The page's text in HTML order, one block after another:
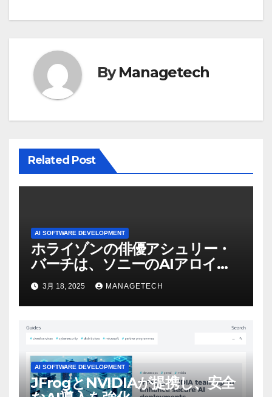
ビ
ゲ
ー
シ
ョ
ン
ByManagetech
Related Post
AI SOFTWARE DEVELOPMENT
ホライゾンの俳優アシュリー・
バーチは、ソニーのAIアロイの
ビデオを見て「ゲームパフォー
マンスという芸術形式に不安を
感じた」と語る – IGN
3月 18, 2025 MANAGETECH
AI SOFTWARE DEVELOPMENT
JFrogとNVIDIAが提携し、安全